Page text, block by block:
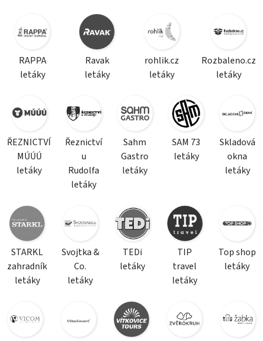
RAPPA
letáky
Ravak
letáky
rohlik.cz
letáky
Rozbaleno.cz
letáky
ŘEZNICTVÍ
MÚÚÚ
letáky
Řeznictví
u
Rudolfa
letáky
Sahm
Gastro
letáky
SAM 73
letáky
Skladová
okna
letáky
STARKL
zahradník
letáky
Svojtka &
Co.
letáky
TEDi
letáky
TIP
travel
letáky
Top shop
letáky